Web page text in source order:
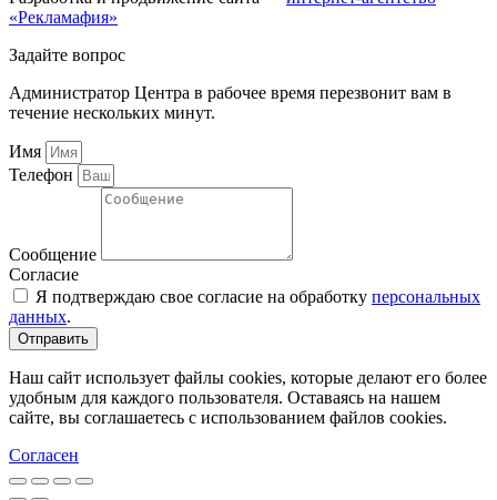
«Рекламафия»
Задайте вопрос
Администратор Центра в рабочее время перезвонит вам в
течение нескольких минут.
Имя
Телефон
Сообщение
Согласие
Я подтверждаю свое согласие на обработку персональных
данных.
Отправить
Наш сайт использует файлы cookies, которые делают его более
удобным для каждого пользователя. Оставаясь на нашем
сайте, вы соглашаетесь с использованием файлов cookies.
Согласен